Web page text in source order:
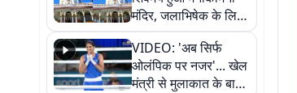
मंदिर, जलाभिषेक के लिए
लगी लंबी कतारें
VIDEO: 'अब सिर्फ
ओलंपिक पर नजर'... खेल
मंत्री से मुलाकात के बाद